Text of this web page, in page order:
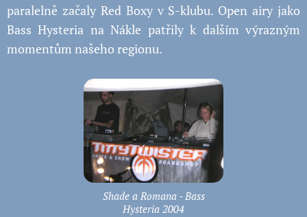
paralelně začaly Red Boxy v S-klubu. Open airy jako
Bass Hysteria na Nákle patřily k dalším výrazným
momentům našeho regionu.
Shade a Romana - Bass
Hysteria 2004